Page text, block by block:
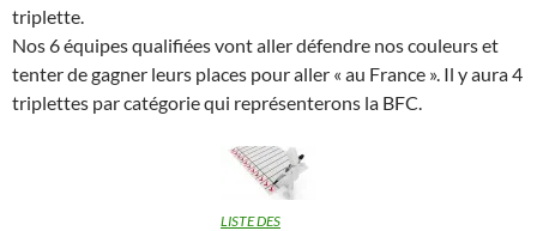
triplette.
Nos 6 équipes qualifiées vont aller défendre nos couleurs et
tenter de gagner leurs places pour aller « au France ». Il y aura 4
triplettes par catégorie qui représenterons la BFC.
LISTE DES